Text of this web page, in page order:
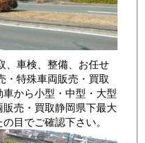
、車検、整備、お任せ
特殊車両販売・買取
から小型・中型・大型
販売・買取静岡県下最大
目でご確認下さい。